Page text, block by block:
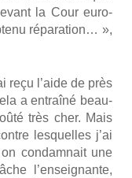
la Cour euro­
répa­ra­tion… »,
reçu l’aide de près
a entraî­né beau­
très cher. Mais
les­quelles j’ai
condam­nait une
l’en­sei­gnante,